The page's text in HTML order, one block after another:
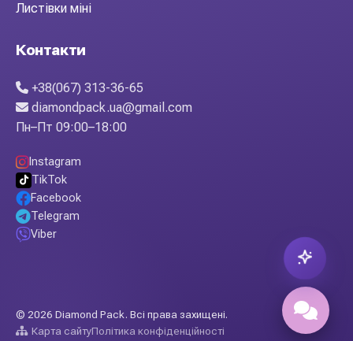
Листівки міні
Контакти
+38(067) 313-36-65
diamondpack.ua@gmail.com
Пн–Пт 09:00–18:00
Instagram
TikTok
Facebook
Telegram
Viber
© 2026 Diamond Pack. Всі права захищені.
Карта сайтуПолітика конфіденційності